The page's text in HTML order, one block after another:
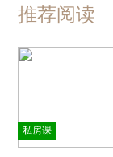
推荐阅读
私房课